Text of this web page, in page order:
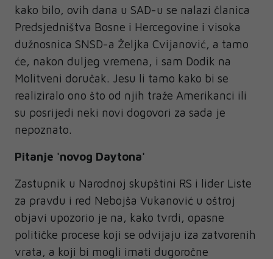
kako bilo, ovih dana u SAD-u se nalazi članica
Predsjedništva Bosne i Hercegovine i visoka
dužnosnica SNSD-a Željka Cvijanović, a tamo
će, nakon duljeg vremena, i sam Dodik na
Molitveni doručak. Jesu li tamo kako bi se
realiziralo ono što od njih traže Amerikanci ili
su posrijedi neki novi dogovori za sada je
nepoznato.
Pitanje 'novog Daytona'
Zastupnik u Narodnoj skupštini RS i lider Liste
za pravdu i red Nebojša Vukanović u oštroj
objavi upozorio je na, kako tvrdi, opasne
političke procese koji se odvijaju iza zatvorenih
vrata, a koji bi mogli imati dugoročne